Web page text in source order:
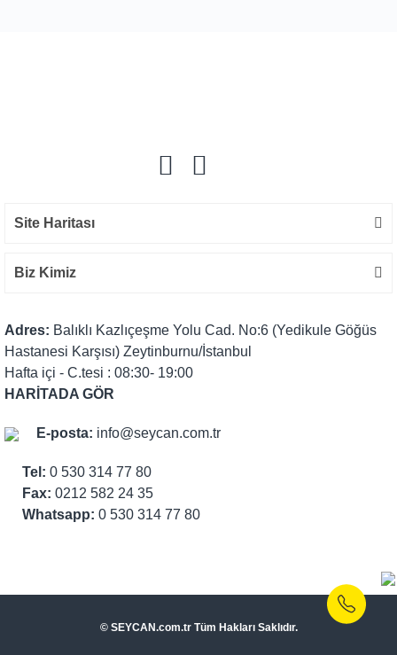
Site Haritası
Biz Kimiz
Adres: Balıklı Kazlıçeşme Yolu Cad. No:6 (Yedikule Göğüs
Hastanesi Karşısı) Zeytinburnu/İstanbul
Hafta içi - C.tesi : 08:30- 19:00
HARİTADA GÖR
E-posta: info@seycan.com.tr
Tel: 0 530 314 77 80
Fax: 0212 582 24 35
Whatsapp: 0 530 314 77 80
© SEYCAN.com.tr Tüm Hakları Saklıdır.